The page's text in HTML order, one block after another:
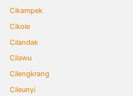
Cikampek
Cikole
Cilandak
Cilawu
Cilengkrang
Cileunyi